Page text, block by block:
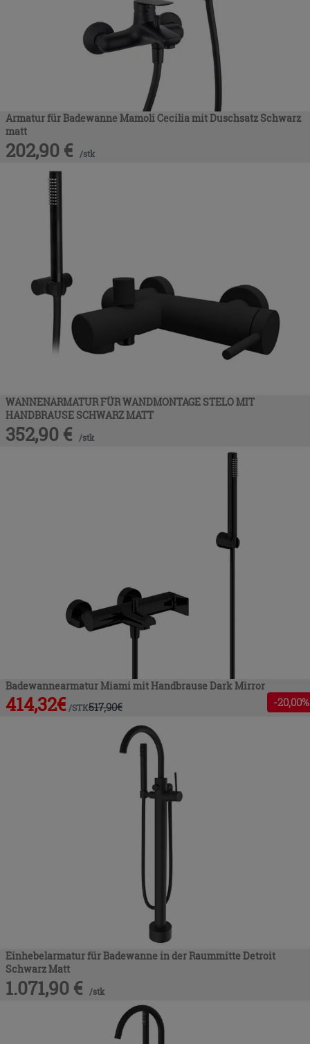
Armatur für Badewanne Mamoli Cecilia mit Duschsatz Schwarz
matt
202,90 € /stk
WANNENARMATUR FÜR WANDMONTAGE STELO MIT
HANDBRAUSE SCHWARZ MATT
352,90 € /stk
Badewannearmatur Miami mit Handbrause Dark Mirror
414,32€ /STK517,90€ -20,00%
Einhebelarmatur für Badewanne in der Raummitte Detroit
Schwarz Matt
1.071,90 € /stk